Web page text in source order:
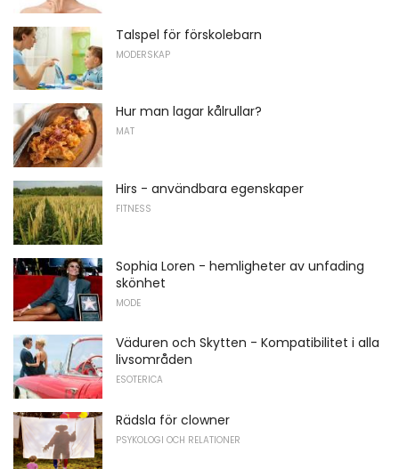
Talspel för förskolebarn
MODERSKAP
Hur man lagar kålrullar?
MAT
Hirs - användbara egenskaper
FITNESS
Sophia Loren - hemligheter av unfading
skönhet
MODE
Väduren och Skytten - Kompatibilitet i alla
livsområden
ESOTERICA
Rädsla för clowner
PSYKOLOGI OCH RELATIONER